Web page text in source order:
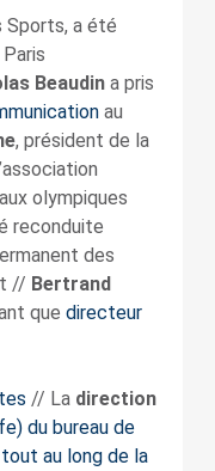
Sports, a été
Beaudina pris
au
, président de la
olympiques
reconduite
des
// Bertrand
que directeur
// La direction
du bureau de
au long de la